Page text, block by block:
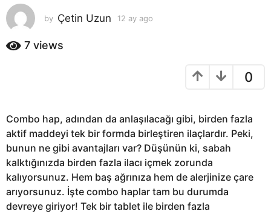
1
2
y
by Çetin Uzun 12 ay ago
7 views
0
Combo hap, adından da anlaşılacağı gibi, birden fazla
aktif maddeyi tek bir formda birleştiren ilaçlardır. Peki,
bunun ne gibi avantajları var? Düşünün ki, sabah
kalktığınızda birden fazla ilacı içmek zorunda
kalıyorsunuz. Hem baş ağrınıza hem de alerjinize çare
arıyorsunuz. İşte combo haplar tam bu durumda
devreye giriyor! Tek bir tablet ile birden fazla